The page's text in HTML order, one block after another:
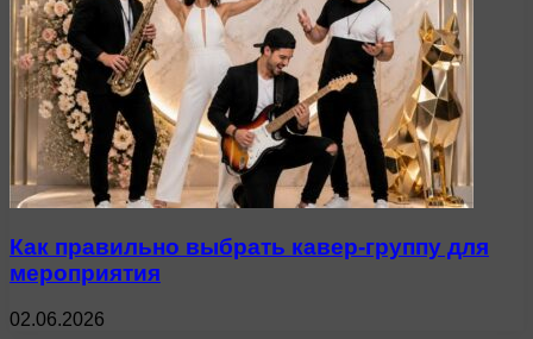
Как правильно выбрать кавер-группу для
мероприятия
02.06.2026